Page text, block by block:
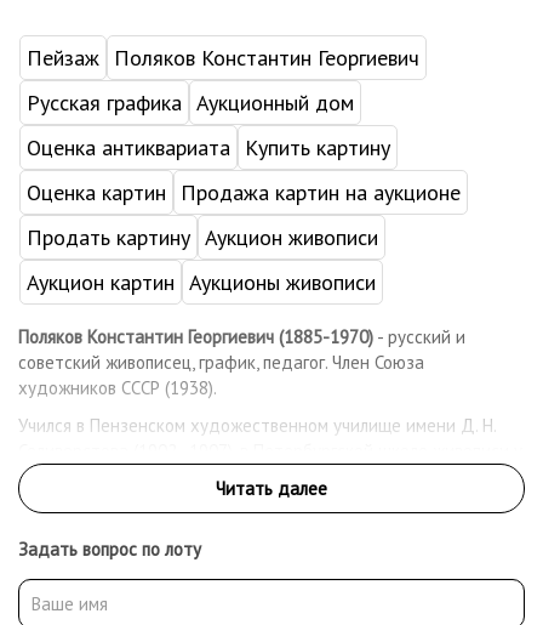
Пейзаж
Поляков Константин Георгиевич
Русская графика Аукционный дом
Оценка антиквариата
Купить картину
Оценка картин
Продажа картин на аукционе
Продать картину Аукцион живописи
Аукцион картин Аукционы живописи
Поляков Константин Георгиевич (1885-1970) - русский и
советский живописец, график, педагог. Член Союза
художников СССР (1938).
Учился в Пензенском художественном училище имени Д. Н.
М. Д. Бернштейна, Л. В. Шервуда, А. И. Савинова (1909–1914), в
Саратовском художественном училище у А. И. Савинова, Ф. К.
Был художником-оформителем революционных праздников в
Саратове. Преподавал в Саратовском художественном
училище имени А. П. Боголюбова (СХУ, 1920–1932). Среди его
Задать вопрос по лоту